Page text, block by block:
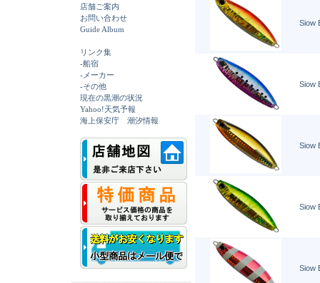
店舗ご案内
お問い合わせ
Guide Album
リンク集
-船宿
-メーカー
-その他
現在の黒潮の状況
Yahoo!天気予報
海上保安庁 潮汐情報
Siow
Siow
Siow
Siow
Siow